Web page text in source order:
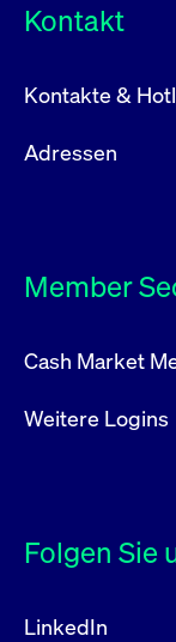
Kontakt
Kontakte &
Adressen
Member
Cash Market
Weitere Logins
Folgen Sie
LinkedIn